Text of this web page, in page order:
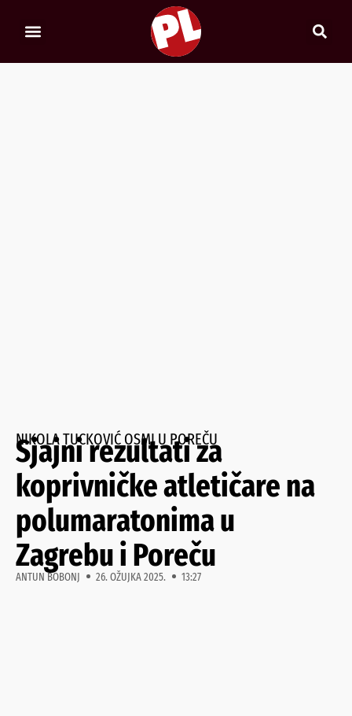
NIKOLA TUCKOVIĆ OSMI U POREČU
Sjajni rezultati za
koprivničke atletičare na
polumaratonima u
Zagrebu i Poreču
ANTUN BOBONJ 26. OŽUJKA 2025. 13:27